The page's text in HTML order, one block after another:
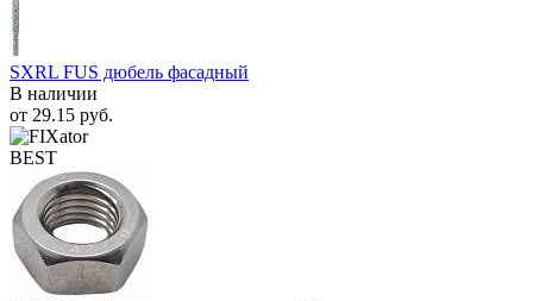
SXRL FUS дюбель фасадный
В наличии
от 29.15 руб.
BEST